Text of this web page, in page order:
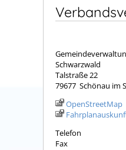
Schwarzwald
Talstraße 22
79677 Schönau im
OpenStreetMap
Telefon
Fax